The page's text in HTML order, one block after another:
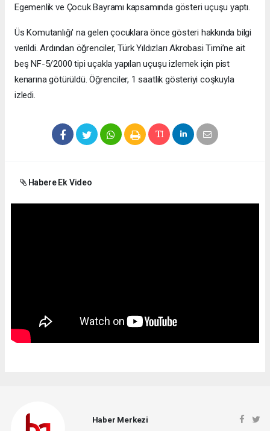
Egemenlik ve Çocuk Bayramı kapsamında gösteri uçuşu yaptı.
Üs Komutanlığı' na gelen çocuklara önce gösteri hakkında bilgi
verildi. Ardından öğrenciler, Türk Yıldızları Akrobasi Timi’ne ait
beş NF-5/2000 tipi uçakla yapılan uçuşu izlemek için pist
kenarına götürüldü. Öğrenciler, 1 saatlik gösteriyi coşkuyla
izledi.
Habere Ek Video
Haber Merkezi